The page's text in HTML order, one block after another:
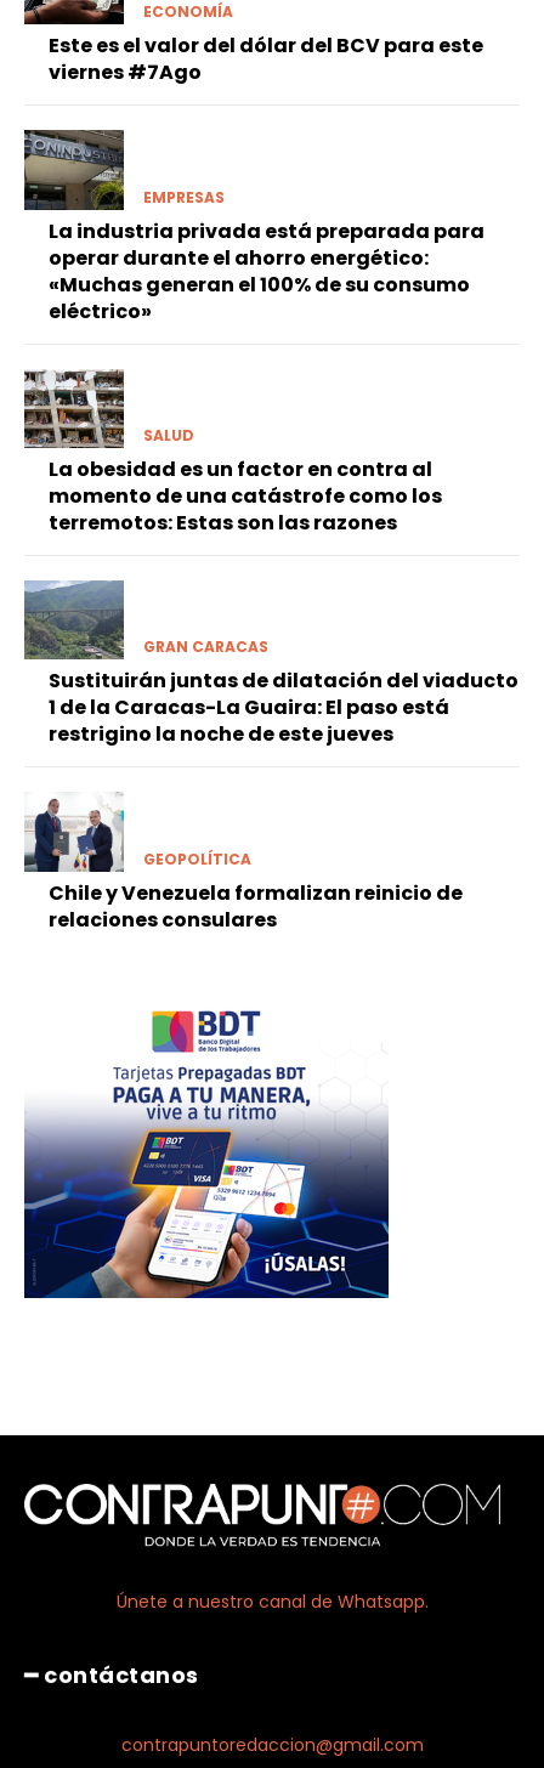
ECONOMÍA
Este es el valor del dólar del BCV para este
viernes #7Ago
EMPRESAS
La industria privada está preparada para
operar durante el ahorro energético:
«Muchas generan el 100% de su consumo
eléctrico»
SALUD
La obesidad es un factor en contra al
momento de una catástrofe como los
terremotos: Estas son las razones
GRAN CARACAS
Sustituirán juntas de dilatación del viaducto
1 de la Caracas-La Guaira: El paso está
restrigino la noche de este jueves
GEOPOLÍTICA
Chile y Venezuela formalizan reinicio de
relaciones consulares
Únete a nuestro canal de Whatsapp.
━ contáctanos
contrapuntoredaccion@gmail.com